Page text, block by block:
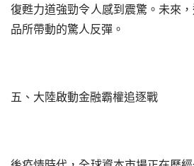
復甦力道強勁令人感到震驚。未來
品所帶動的驚人反彈。
五、大陸啟動金融霸權追逐戰